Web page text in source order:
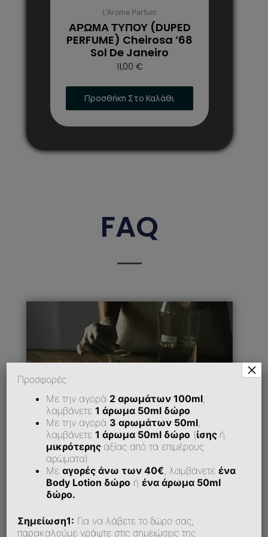
L'Arome Parfum
ΑΡΩΜΑ ΤΥΠΟΥ (DUPED
PERFUME) Cheirosa ’68
Sol De Janeiro
11,00 €
Προσθήκη Στο Καλάθι
στη
σελίδα
του
προϊόντος
FAQ
Πώς Μπορώ Να Εξοφλήσω Την Παραγγελία
Μου;
Υποστηρίζεται Αντικαταβολή;
Προσφορές
Με την αγορά 2 αρωμάτων 100ml,
λαμβάνετε1 άρωμα 50ml δώρο
Με την αγορά 3 αρωμάτων 50ml,
λαμβάνετε1 άρωμα 50ml δώρο (ίσης ή
μικρότερης αξίας από τα επιμέρους
αρώματα).
Μεαγορές άνω των 40€, λαμβάνετεένα
Body Lotion δώρο ήένα άρωμα 50ml
δώρο.
Σημείωση1: Για να λάβετε το δώρο σας,
παρακαλούμε γράψτε στις σημειώσεις της
×